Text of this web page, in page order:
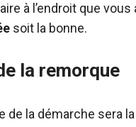
à l’endroit que
soit la bonne.
la remorque
de la démarche sera